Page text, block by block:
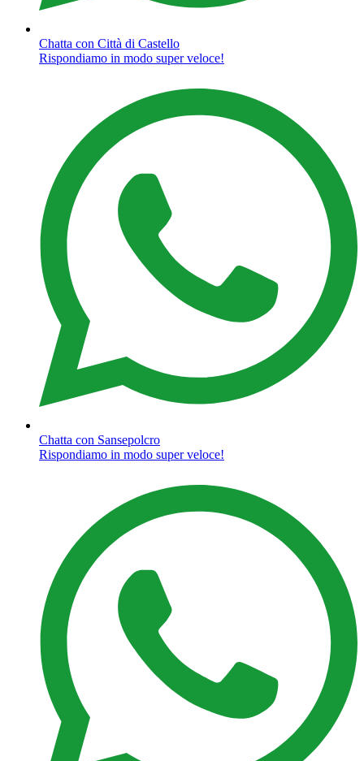
Chatta con Città di Castello
Rispondiamo in modo super veloce!
Chatta con Sansepolcro
Rispondiamo in modo super veloce!